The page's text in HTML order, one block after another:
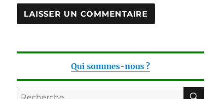
Qui sommes-nous ?
Recherche